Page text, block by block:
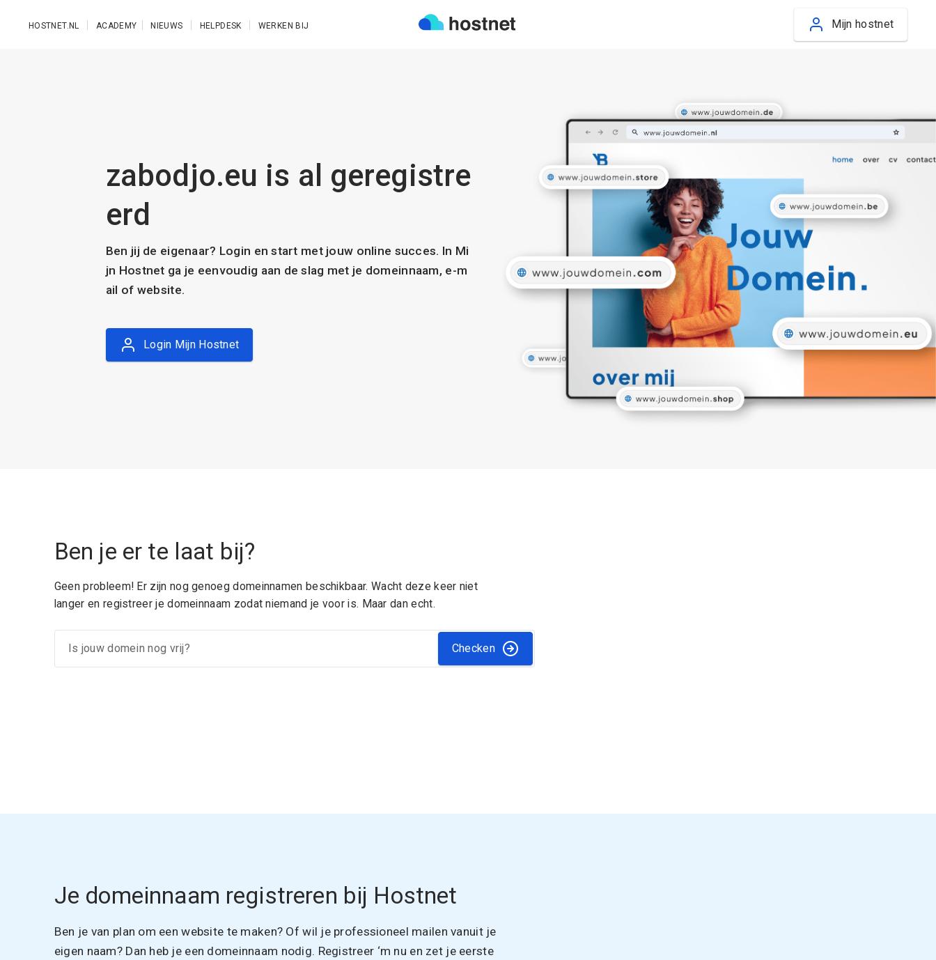
HOSTNET.NL ACADEMY NIEUWS HELPDESK WERKEN BIJ Mijn hostnet
zabodjo.eu is al geregistre
erd
Ben jij de eigenaar? Login en start met jouw online succes. In Mi
jn Hostnet ga je eenvoudig aan de slag met je domeinnaam, e-m
ail of website.
Login Mijn Hostnet
Ben je er te laat bij?
Geen probleem! Er zijn nog genoeg domeinnamen beschikbaar. Wacht deze keer niet
langer en registreer je domeinnaam zodat niemand je voor is. Maar dan echt.
Checken
Je domeinnaam registreren bij Hostnet
Ben je van plan om een website te maken? Of wil je professioneel mailen vanuit je
eigen naam? Dan heb je een domeinnaam nodig. Registreer ‘m nu en zet je eerste